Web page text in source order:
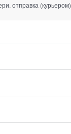
отправка (курьером)